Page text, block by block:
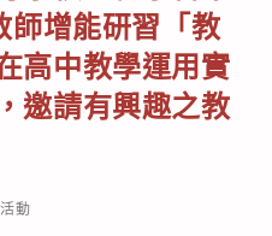
師增能研習「教
高中教學運用實
邀請有興趣之教
動